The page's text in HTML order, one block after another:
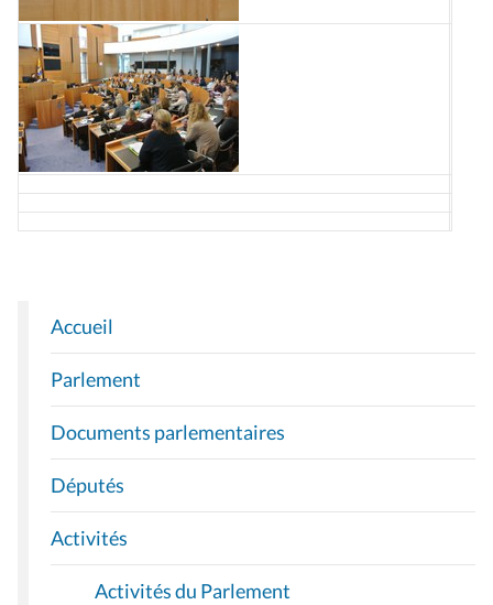
N
A
V
I
G
A
T
I
O
Accueil
Parlement
Documents parlementaires
Députés
Activités
Activités du Parlement